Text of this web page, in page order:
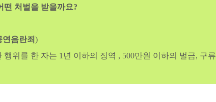
떤 처벌을 받을까요?
연음란죄 )
행위를 한 자는 1년 이하의 징역 , 500만원 이하의 벌금, 구